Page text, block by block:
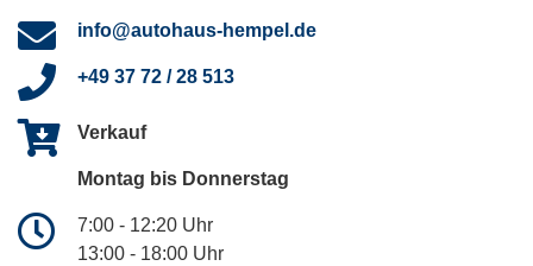
info@autohaus-hempel.de
+49 37 72 / 28 513
Verkauf
Montag bis Donnerstag
7:00 - 12:20 Uhr
13:00 - 18:00 Uhr